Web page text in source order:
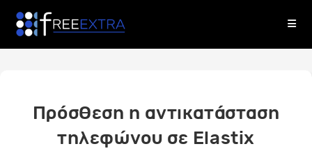
content
Πρόσθεση η αντικατάσταση
τηλεφώνου σε Elastix